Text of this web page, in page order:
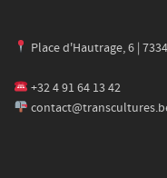
Place d'Hautrage, 6 |
+32 4 91 64 13 42